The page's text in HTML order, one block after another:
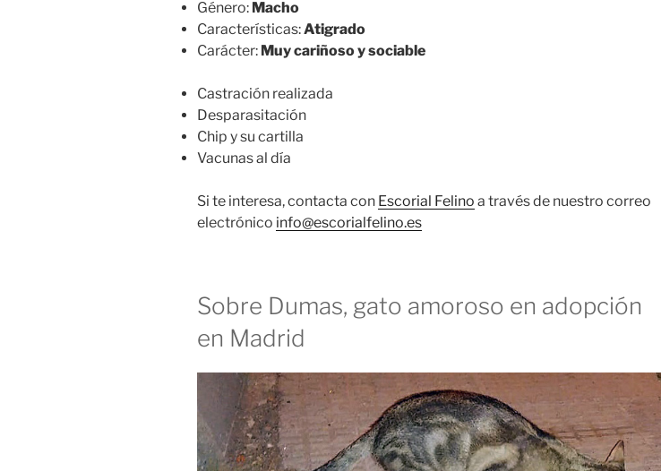
Género: Macho
Características:Atigrado
Carácter: Muy cariñoso y sociable
Castración realizada
Desparasitación
Chip y su cartilla
Vacunas al día
Si te interesa, contacta con Escorial Felino a través de nuestro correo
electrónico info@escorialfelino.es
Sobre Dumas, gato amoroso en adopción
en Madrid